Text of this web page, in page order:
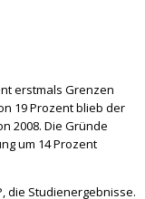
erstmals Grenzen
19 Prozent blieb der
2008. Die Gründe
um 14 Prozent
die Studienergebnisse.